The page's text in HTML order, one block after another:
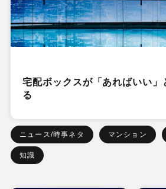
宅配ボックスが「あればいい」
る
ニュース/時事ネタ マンション
知識